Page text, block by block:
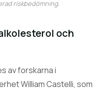
riskbedömning.
och
av forskarna i
William Castelli, som